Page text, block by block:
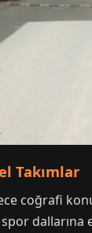
Takımlar
coğrafi